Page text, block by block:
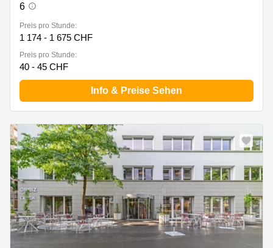
6
Preis pro Stunde:
1 174 - 1 675 CHF
Preis pro Stunde:
40 - 45 CHF
Info & Preise Sehen